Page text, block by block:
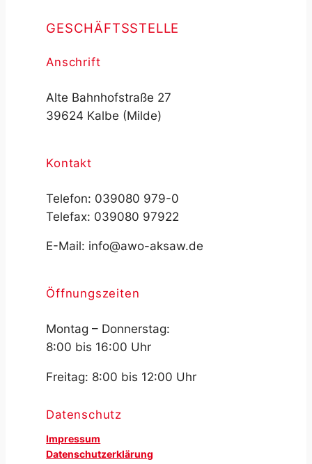
GESCHÄFTSSTELLE
Anschrift
Alte Bahnhofstraße 27
39624 Kalbe (Milde)
Kontakt
Telefon: 039080 979-0
Telefax: 039080 97922
E-Mail: info@awo-aksaw.de
Öffnungszeiten
Montag – Donnerstag:
8:00 bis 16:00 Uhr
Freitag: 8:00 bis 12:00 Uhr
Datenschutz
Impressum
Datenschutzerklärung